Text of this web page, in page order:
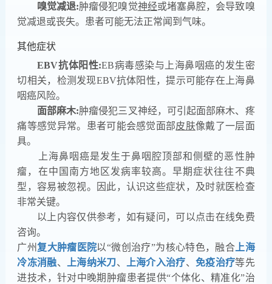
嗅觉减退:肿瘤侵犯嗅觉神经或堵塞鼻腔，会导致嗅
觉减退或丧失。患者可能无法正常闻到气味。
其他症状
EBV抗体阳性:EB病毒感染与上海鼻咽癌的发生密
切相关，检测发现EBV抗体阳性，提示可能存在上海鼻
咽癌风险。
面部麻木:肿瘤侵犯三叉神经，可引起面部麻木、疼
痛等感觉异常。患者可能会感觉面部皮肤像戴了一层面
具。
上海鼻咽癌是发生于鼻咽腔顶部和侧壁的恶性肿
瘤，在中国南方地区发病率较高。早期症状往往不典
型，容易被忽视。因此，认识这些症状，及时就医检查
非常关键。
以上内容仅供参考，如有疑问，可以点击在线免费
咨询。
广州复大肿瘤医院以“微创治疗”为核心特色，融合 上海
冷冻消融、 上海纳米刀、 上海介入治疗、免疫治疗等先
进技术，针对中晚期肿瘤患者提供“个体化、精准化”治